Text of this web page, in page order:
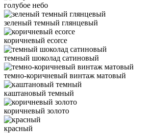
голубое небо
зеленый темный глянцевый
коричневый ecorce
темный шоколад сатиновый
темно-коричневый винтаж матовый
каштановый темный
коричневый золото
красный